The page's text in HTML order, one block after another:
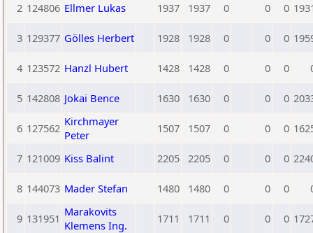
2 124806 Ellmer Lukas 1937 1937 0 0 0
3 129377 Gölles Herbert 1928 1928 0 0 0
4 123572 Hanzl Hubert 1428 1428 0 0 0
5 142808 Jokai Bence 1630 1630 0 0 0
6 127562 Kirchmayer
Peter
1507 1507 0 0 0
7 121009 Kiss Balint 2205 2205 0 0 0
8 144073 Mader Stefan 1480 1480 0 0 0
9 131951 Marakovits
Klemens Ing.
1711 1711 0 0 0